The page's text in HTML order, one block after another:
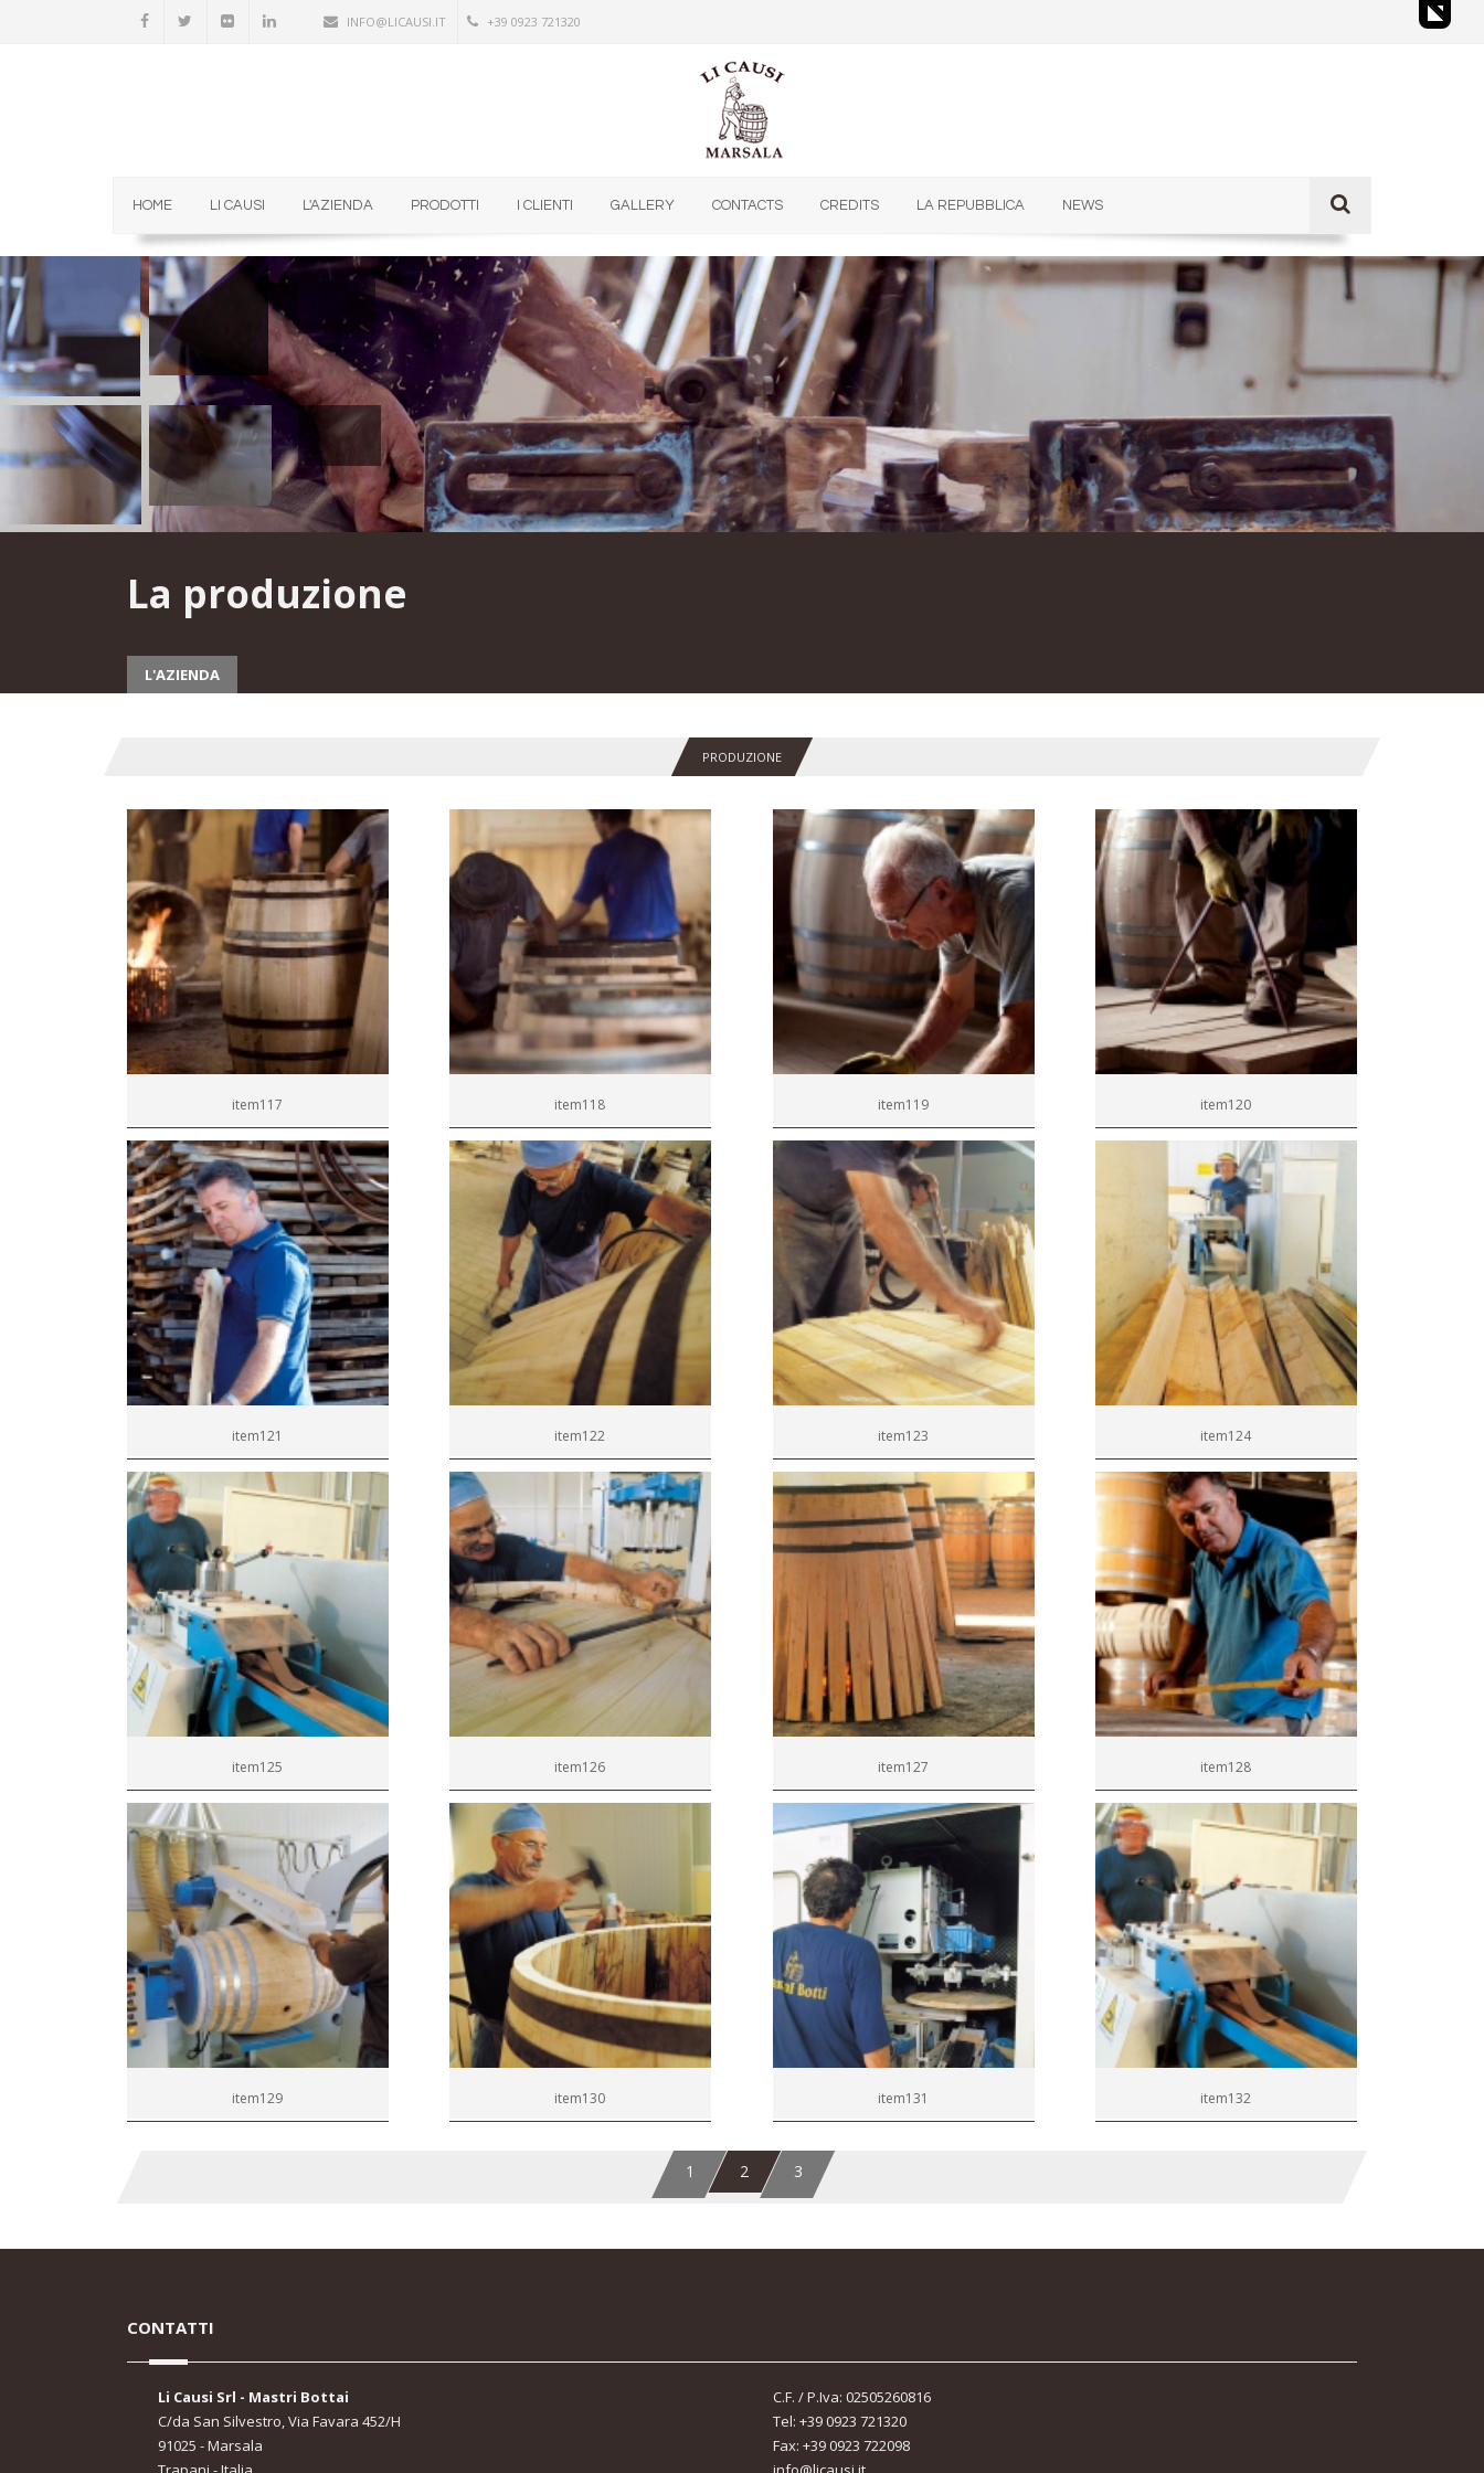
INFO@LICAUSI.IT +39 0923 721320
HOME LI CAUSI L'AZIENDA PRODOTTI I CLIENTI GALLERY CONTACTS CREDITS LA REPUBBLICA NEWS
La produzione
L'AZIENDA
PRODUZIONE
item117 item118 item119 item120
item121 item122 item123 item124
item125 item126 item127 item128
item129 item130 item131 item132
1 2 3
CONTATTI
Li Causi Srl - Mastri Bottai
C/da San Silvestro, Via Favara 452/H
91025 - Marsala
C.F. / P.Iva: 02505260816
Tel: +39 0923 721320
Fax: +39 0923 722098